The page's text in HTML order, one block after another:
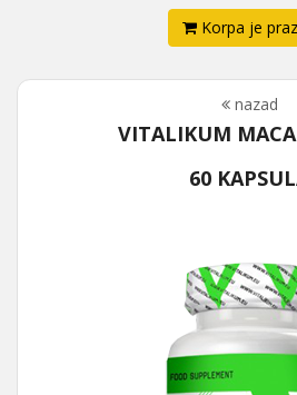
Korpa je
nazad
VITALIKUM
60